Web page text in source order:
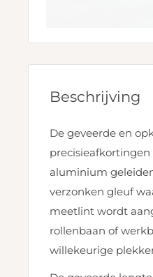
Beschrijving
De geveerde en
aluminium
verzonken gleuf
meetlint wordt
rollenbaan of
willekeurige